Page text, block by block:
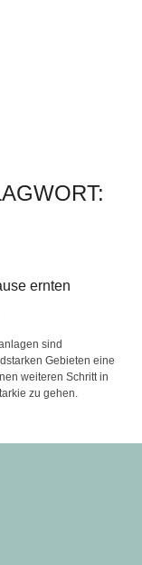
ernten
sind
Gebieten eine
weiteren Schritt in
zu gehen.